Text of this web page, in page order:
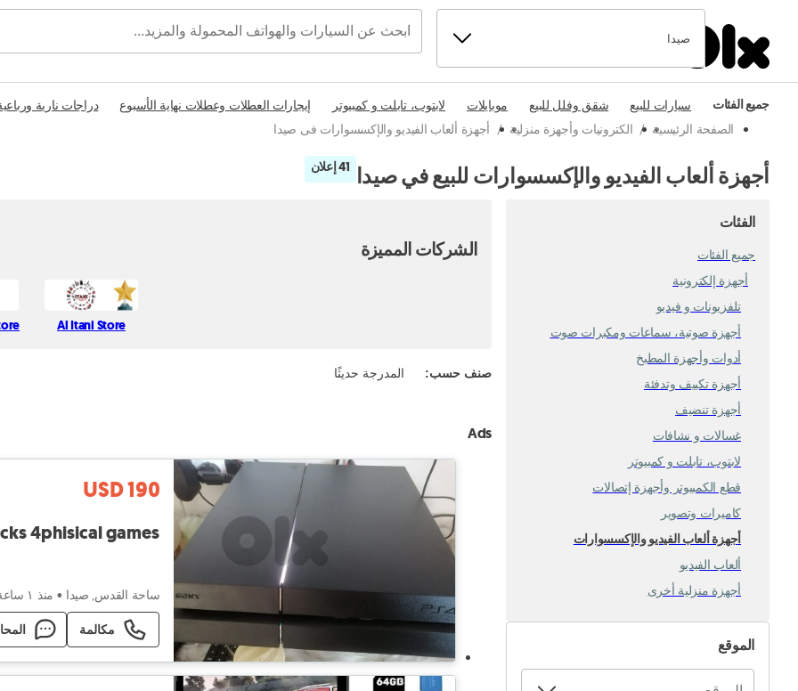
صيدا
جميع الفئات سيارات للبيع شقق وفلل للبيع موبايلات لابتوب، تابلت و كمبيوتر إيجارات العطلات وعطلات نهاية الأسبوع دراجات نارية
الصفحة الرئيسية / الكترونيات وأجهزة منزلية / أجهزة ألعاب الفيديو والإكسسوارات فى صيدا
أجهزة ألعاب الفيديو والإكسسوارات للبيع في صيدا 41 إعلان
الفئات
جميع الفئات
أجهزة إلكترونية
تلفزيونات و فيديو
أجهزة صوتية، سماعات ومكبرات صوت
أدوات وأجهزة المطبخ
أجهزة تكييف وتدفئة
أجهزة تنضيف
غسالات و نشافات
لابتوب، تابلت و كمبيوتر
قطع الكمبيوتر وأجهزة إتصالات
كاميرات وتصوير
أجهزة ألعاب الفيديو والإكسسوارات
ألعاب الفيديو
أجهزة منزلية أخرى
الموقع
الشركات المميزة
Al Itani Store
صنف حسب: المدرجة حديثًا
Ads
USD 190
4phisical games
ساحة القدس, صيدا • منذ ١ ساعة
مكالمة